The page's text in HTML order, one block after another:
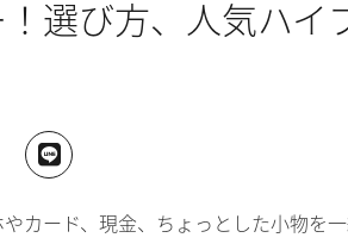
選び方、人気ハイ
カード、現金、ちょっとした小物を